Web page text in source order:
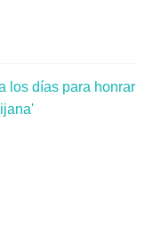
los días para honrar